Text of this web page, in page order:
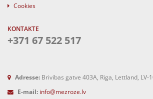
Cookies
KONTAKTE
+371 67 522 517
Adresse: Brivibas gatve 403A, Riga, Lettland, LV-
E-mail: info@mezroze.lv